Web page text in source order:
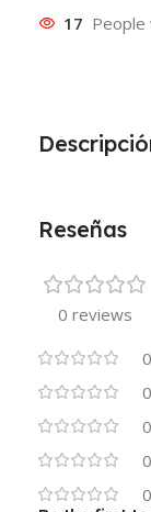
17 People
Reseñas
0 reviews
0
0
0
0
0